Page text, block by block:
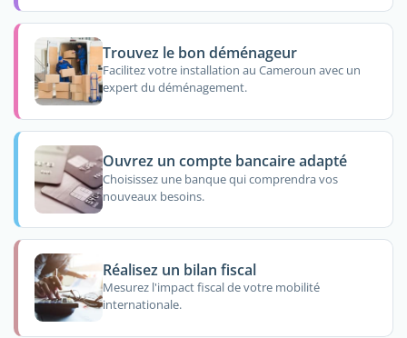
Trouvez le bon déménageur
Facilitez votre installation au Cameroun avec un
expert du déménagement.
Ouvrez un compte bancaire adapté
Choisissez une banque qui comprendra vos
nouveaux besoins.
Réalisez un bilan fiscal
Mesurez l'impact fiscal de votre mobilité
internationale.